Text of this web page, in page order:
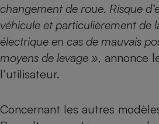
changement de roue. Risque
véhicule et particulièrement de
électrique en cas de mauvais
moyens de levage », annonce
l’utilisateur.
Concernant les autres